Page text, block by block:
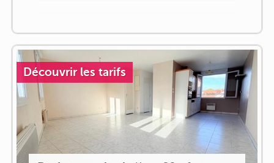
Découvrir les tarifs